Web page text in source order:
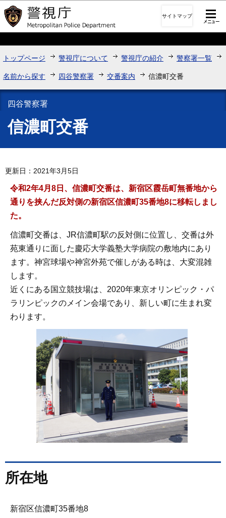
このページの本文へ移動
サイトマップ
トップページ 警視庁について 警視庁の紹介 警察署一覧
名前から探す 四谷警察署 交番案内 信濃町交番
四谷警察署
信濃町交番
更新日：2021年3月5日
令和2年4月8日、信濃町交番は、新宿区霞岳町無番地から
通りを挟んだ反対側の新宿区信濃町35番地8に移転しまし
た。
信濃町交番は、JR信濃町駅の反対側に位置し、交番は外
苑東通りに面した慶応大学義塾大学病院の敷地内にあり
ます。神宮球場や神宮外苑で催しがある時は、大変混雑
します。
近くにある国立競技場は、2020年東京オリンピック・パ
ラリンピックのメイン会場であり、新しい町に生まれ変
わります。
所在地
新宿区信濃町35番地8